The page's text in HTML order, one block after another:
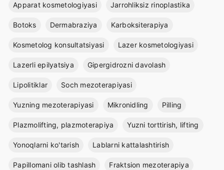
Apparat kosmetologiyasi Jarrohliksiz rinoplastika
Botoks Dermabraziya Karboksiterapiya
Kosmetolog konsultatsiyasi Lazer kosmetologiyasi
Lazerli epilyatsiya Gipergidrozni davolash
Lipolitiklar Soch mezoterapiyasi
Yuzning mezoterapiyasi Mikronidling Pilling
Plazmolifting, plazmoterapiya Yuzni torttirish, lifting
Yonoqlarni ko'tarish Lablarni kattalashtirish
Papillomani olib tashlash Fraktsion mezoterapiya